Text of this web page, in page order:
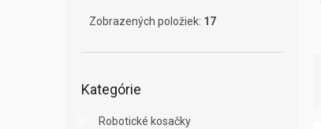
Zobrazených položiek: 17
kategórie
Kategórie
Robotické kosačky